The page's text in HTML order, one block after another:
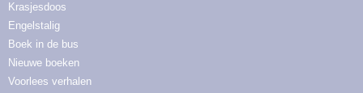
Krasjesdoos
Engelstalig
Boek in de bus
Nieuwe boeken
Voorlees verhalen